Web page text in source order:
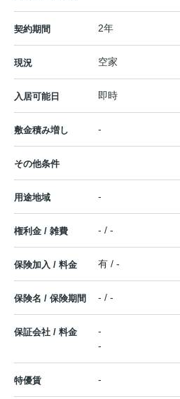
契約期間 2年
現況 空家
入居可能日 即時
敷金積み増し -
その他条件
用途地域 -
権利金 / 雑費 - / -
保険加入 / 料金 有 / -
保険名 / 保険期間 - / -
保証会社 / 料金
-
-
特優賃 -